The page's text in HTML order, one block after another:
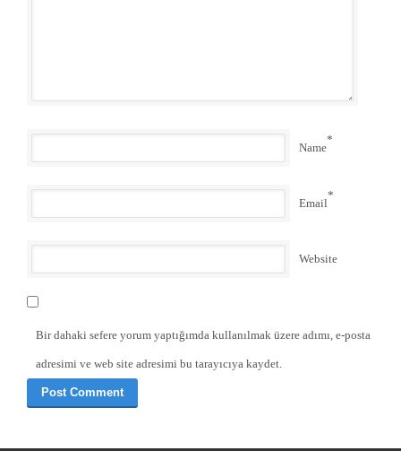
Name
*
Email
*
Website
Bir dahaki sefere yorum yaptığımda kullanılmak üzere adımı, e-posta
adresimi ve web site adresimi bu tarayıcıya kaydet.